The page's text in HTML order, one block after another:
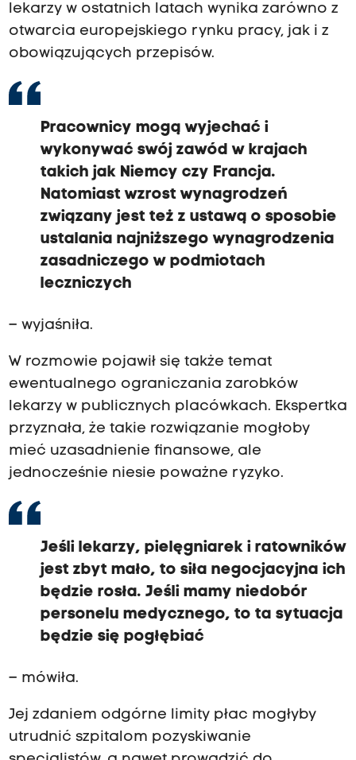
lekarzy w ostatnich latach wynika zarówno z
otwarcia europejskiego rynku pracy, jak i z
obowiązujących przepisów.
Pracownicy mogą wyjechać i
wykonywać swój zawód w krajach
takich jak Niemcy czy Francja.
Natomiast wzrost wynagrodzeń
związany jest też z ustawą o sposobie
ustalania najniższego wynagrodzenia
zasadniczego w podmiotach
leczniczych
– wyjaśniła.
W rozmowie pojawił się także temat
ewentualnego ograniczania zarobków
lekarzy w publicznych placówkach. Ekspertka
przyznała, że takie rozwiązanie mogłoby
mieć uzasadnienie finansowe, ale
jednocześnie niesie poważne ryzyko.
Jeśli lekarzy, pielęgniarek i ratowników
jest zbyt mało, to siła negocjacyjna ich
będzie rosła. Jeśli mamy niedobór
personelu medycznego, to ta sytuacja
będzie się pogłębiać
– mówiła.
Jej zdaniem odgórne limity płac mogłyby
utrudnić szpitalom pozyskiwanie